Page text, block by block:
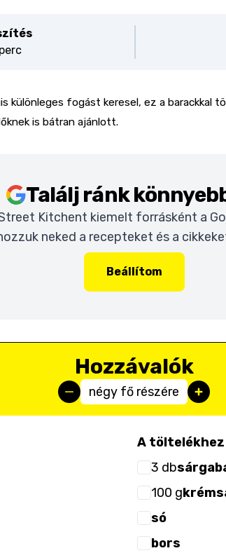
különleges fogást keresel, ez a barackkal
is bátran ajánlott.
Találj ránk
Kitchent kiemelt forrásként a
neked a recepteket és a
Beállítom
Hozzávalók
négy fő részére
A töltelékhez
3 db
100 g
só
bors